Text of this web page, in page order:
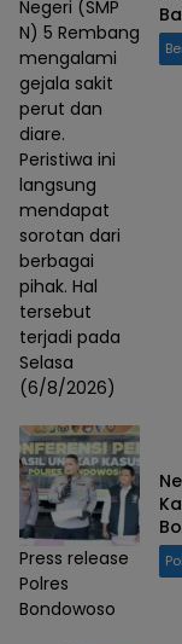
Negeri (SMP
N) 5 Rembang
mengalami
gejala sakit
perut dan
diare.
Peristiwa ini
langsung
mendapat
sorotan dari
berbagai
pihak. Hal
tersebut
terjadi pada
Selasa
(6/8/2026)
Press release
Polres
Bondowoso